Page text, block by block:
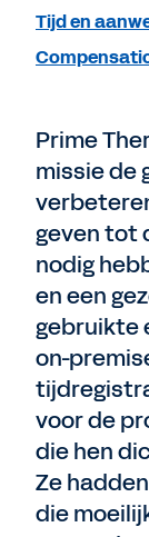
Prime
missie de
geven tot
nodig
en een
gebruikte
on-
voor de
die hen
Ze
die
Tijd en